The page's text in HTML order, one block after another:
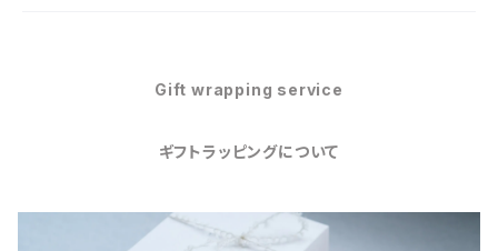
Gift wrapping service
ギフトラッピングについて